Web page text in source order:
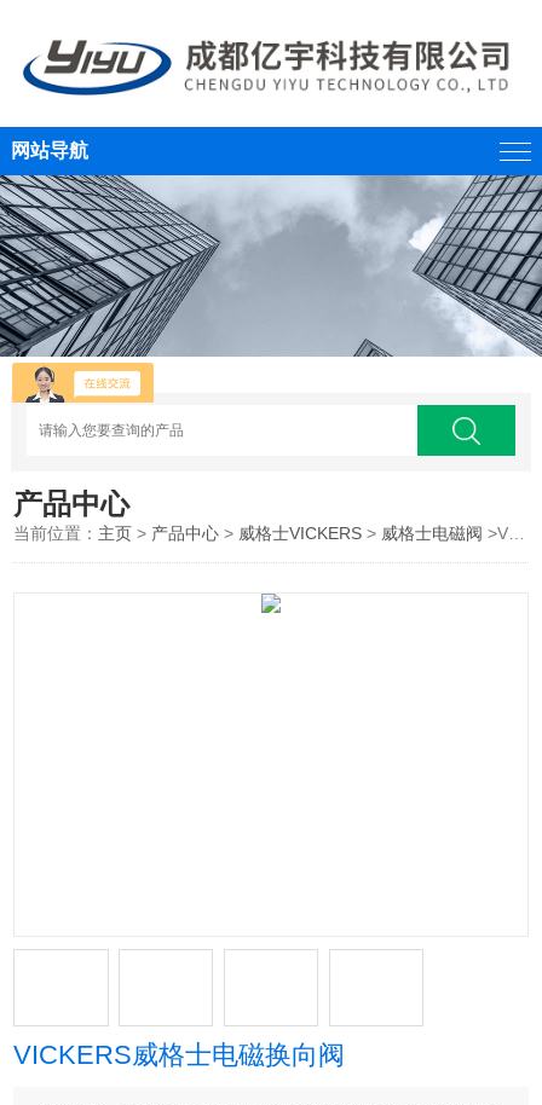
网站导航
产品中心
当前位置： 主页 > 产品中心 > 威格士VICKERS > 威格士电磁阀 >VICKERS威格士电磁换向阀
VICKERS威格士电磁换向阀